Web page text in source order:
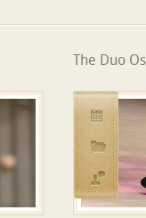
The Duo